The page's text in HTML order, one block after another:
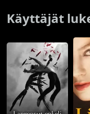
Käyttäjät